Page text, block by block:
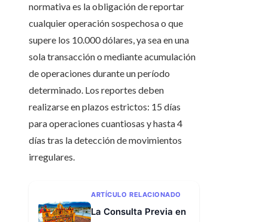
normativa es la obligación de reportar
cualquier operación sospechosa o que
supere los 10.000 dólares, ya sea en una
sola transacción o mediante acumulación
de operaciones durante un período
determinado. Los reportes deben
realizarse en plazos estrictos: 15 días
para operaciones cuantiosas y hasta 4
días tras la detección de movimientos
irregulares.
ARTÍCULO RELACIONADO
La Consulta Previa en